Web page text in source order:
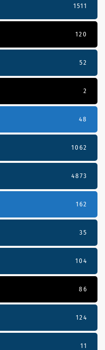
1511
120
52
2
48
1062
4873
162
35
104
86
124
11